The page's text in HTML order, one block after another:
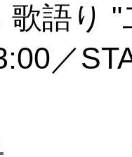
歌語り
／